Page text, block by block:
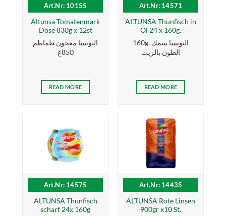
Art.Nr: 10155
Altunsa Tomatenmark
Dose 830g x 12st
التونسا معجون طماطم
850غ
READ MORE
Art.Nr: 14571
ALTUNSA Thunfisch in
Öl 24 x 160g.
160g. التونسا سمك
الطون بالزیت
READ MORE
Art.Nr: 14575
ALTUNSA Thunfisch
scharf 24x 160g
Art.Nr: 14435
ALTUNSA Rote Linsen
900gr x10 St.